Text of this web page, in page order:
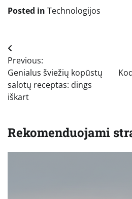
Posted in Technologijos
Navigacija
tarp
įrašų
Previous:
Genialus šviežių kopūstų
salotų receptas: dings
iškart
Rekomenduojami